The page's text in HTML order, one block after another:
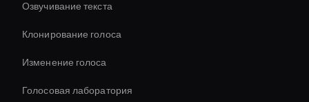
Озвучивание текста
Клонирование голоса
Изменение голоса
Голосовая лаборатория